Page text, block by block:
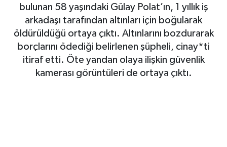
bulunan 58 yaşındaki Gülay Polat’ın, 1 yıllık iş
arkadaşı tarafından altınları için boğularak
öldürüldüğü ortaya çıktı. Altınlarını bozdurarak
borçlarını ödediği belirlenen şüpheli, cinay*ti
itiraf etti. Öte yandan olaya ilişkin güvenlik
kamerası görüntüleri de ortaya çıktı.
Haberde İnsan
Kültür Sanat
Magazin